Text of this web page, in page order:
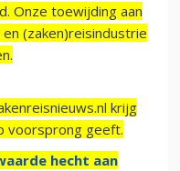
Onze toewijding aan
(zaken)reisindustrie
krijg
voorsprong geeft.
hecht aan